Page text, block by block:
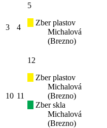
3 4
5
Zber plastov
Michalová
(Brezno)
10 11
12
Zber plastov
Michalová
(Brezno)
Zber skla
Michalová
(Brezno)